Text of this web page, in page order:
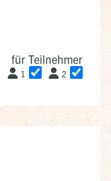
für Teilnehmer
1 2